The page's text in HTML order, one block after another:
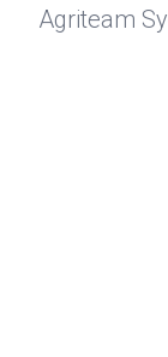
Agriteam